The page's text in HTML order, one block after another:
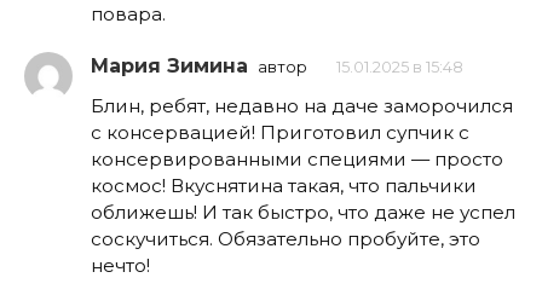
повара.
Мария Зимина автор 15.01.2025 в 15:48
Блин, ребят, недавно на даче заморочился
с консервацией! Приготовил супчик с
консервированными специями — просто
космос! Вкуснятина такая, что пальчики
оближешь! И так быстро, что даже не успел
соскучиться. Обязательно пробуйте, это
нечто!